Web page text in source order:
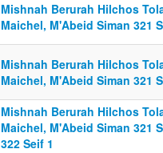
Mishnah Berurah Hilchos
Maichel, M'Abeid Siman 321
Mishnah Berurah Hilchos
Maichel, M'Abeid Siman 321
Mishnah Berurah Hilchos
Maichel, M'Abeid Siman 321
322 Seif 1